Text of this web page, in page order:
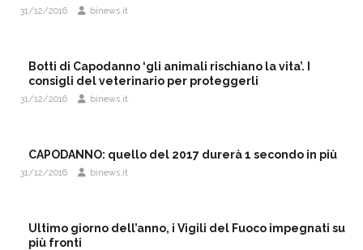
31/12/2016 binews.it
Botti di Capodanno ‘gli animali rischiano la vita’. I
consigli del veterinario per proteggerli
31/12/2016 binews.it
CAPODANNO: quello del 2017 durerà 1 secondo in più
31/12/2016 binews.it
Ultimo giorno dell’anno, i Vigili del Fuoco impegnati su
più fronti